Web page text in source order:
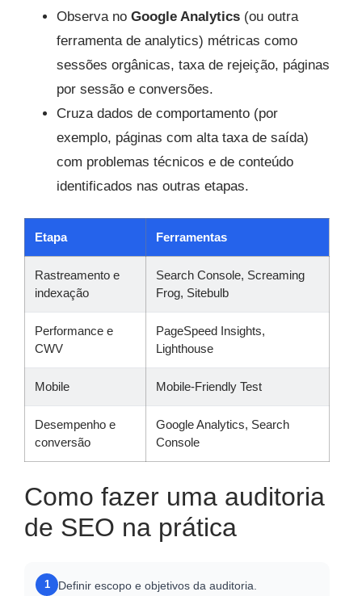
Observa no Google Analytics (ou outra
ferramenta de analytics) métricas como
sessões orgânicas, taxa de rejeição, páginas
por sessão e conversões.
Cruza dados de comportamento (por
exemplo, páginas com alta taxa de saída)
com problemas técnicos e de conteúdo
identificados nas outras etapas.
Etapa Ferramentas
Rastreamento e
indexação
Search Console, Screaming
Frog, Sitebulb
Performance e
CWV
PageSpeed Insights,
Lighthouse
Mobile Mobile-Friendly Test
Desempenho e
conversão
Google Analytics, Search
Console
Como fazer uma auditoria
de SEO na prática
1 Definir escopo e objetivos da auditoria.